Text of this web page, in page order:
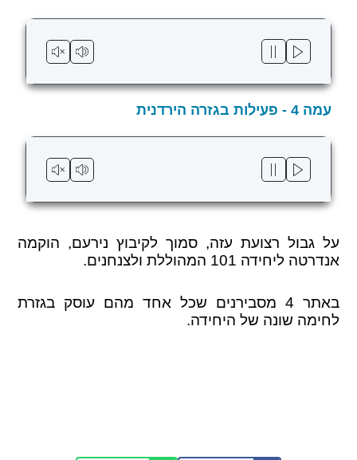
עמה 4 - פעילות בגזרה הירדנית
על גבול רצועת עזה, סמוך לקיבוץ נירעם, הוקמה
אנדרטה ליחידה 101 המהוללת ולצנחנים.
באתר 4 מסבירנים שכל אחד מהם עוסק בגזרת
לחימה שונה של היחידה.